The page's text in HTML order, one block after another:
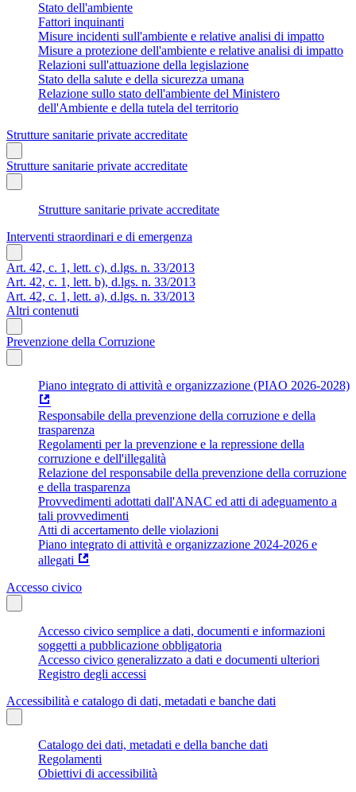
Stato dell'ambiente
Fattori inquinanti
Misure incidenti sull'ambiente e relative analisi di impatto
Misure a protezione dell'ambiente e relative analisi di impatto
Relazioni sull'attuazione della legislazione
Stato della salute e della sicurezza umana
Relazione sullo stato dell'ambiente del Ministero
dell'Ambiente e della tutela del territorio
Strutture sanitarie private accreditate
Strutture sanitarie private accreditate
Strutture sanitarie private accreditate
Interventi straordinari e di emergenza
Art. 42, c. 1, lett. c), d.lgs. n. 33/2013
Art. 42, c. 1, lett. b), d.lgs. n. 33/2013
Art. 42, c. 1, lett. a), d.lgs. n. 33/2013
Altri contenuti
Prevenzione della Corruzione
Piano integrato di attività e organizzazione (PIAO 2026-2028)
Responsabile della prevenzione della corruzione e della
trasparenza
Regolamenti per la prevenzione e la repressione della
corruzione e dell'illegalità
Relazione del responsabile della prevenzione della corruzione
e della trasparenza
Provvedimenti adottati dall'ANAC ed atti di adeguamento a
tali provvedimenti
Atti di accertamento delle violazioni
Piano integrato di attività e organizzazione 2024-2026 e
allegati
Accesso civico
Accesso civico semplice a dati, documenti e informazioni
soggetti a pubblicazione obbligatoria
Accesso civico generalizzato a dati e documenti ulteriori
Registro degli accessi
Accessibilità e catalogo di dati, metadati e banche dati
Catalogo dei dati, metadati e della banche dati
Regolamenti
Obiettivi di accessibilità